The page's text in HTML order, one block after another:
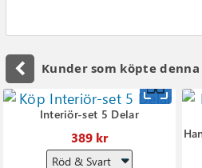
Kunder som köpte
Interiör-set 5 Delar
389 kr
navigate_before